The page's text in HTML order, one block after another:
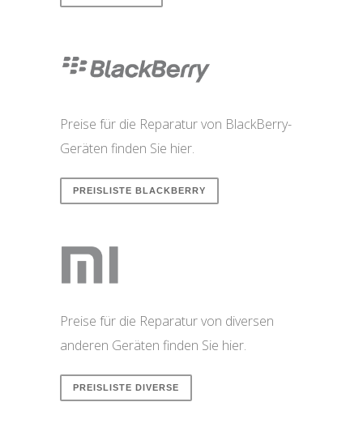
Preise für die Reparatur von BlackBerry-
Geräten finden Sie hier.
PREISLISTE BLACKBERRY
Preise für die Reparatur von diversen
anderen Geräten finden Sie hier.
PREISLISTE DIVERSE